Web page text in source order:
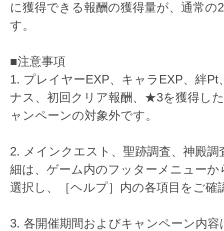
に獲得できる報酬の獲得量が、通常の
す。
■注意事項
1. プレイヤーEXP、キャラEXP、絆Pt
ナス、初回クリア報酬、★3を獲得し
ャンペーンの対象外です。
2. メインクエスト、聖跡調査、神殿
細は、ゲーム内のフッターメニュー
選択し、［ヘルプ］内の各項目をご確
3. 各開催期間およびキャンペーン内容